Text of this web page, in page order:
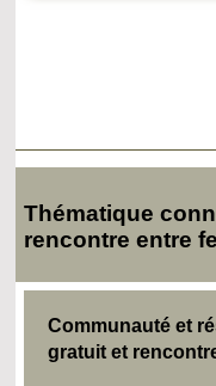
Thématique
rencontre entre
Communauté et
gratuit et